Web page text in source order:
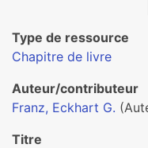
Type de ressource
Chapitre de livre
Auteur/contributeur
Franz, Eckhart G.
Titre